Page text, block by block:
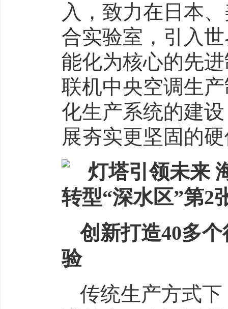
入，致力在日本
合实验室，引入
能化为核心的先
联机中央空调生
化生产系统的建
展夯实更坚固的
创新打造40多
验
传统生产方式